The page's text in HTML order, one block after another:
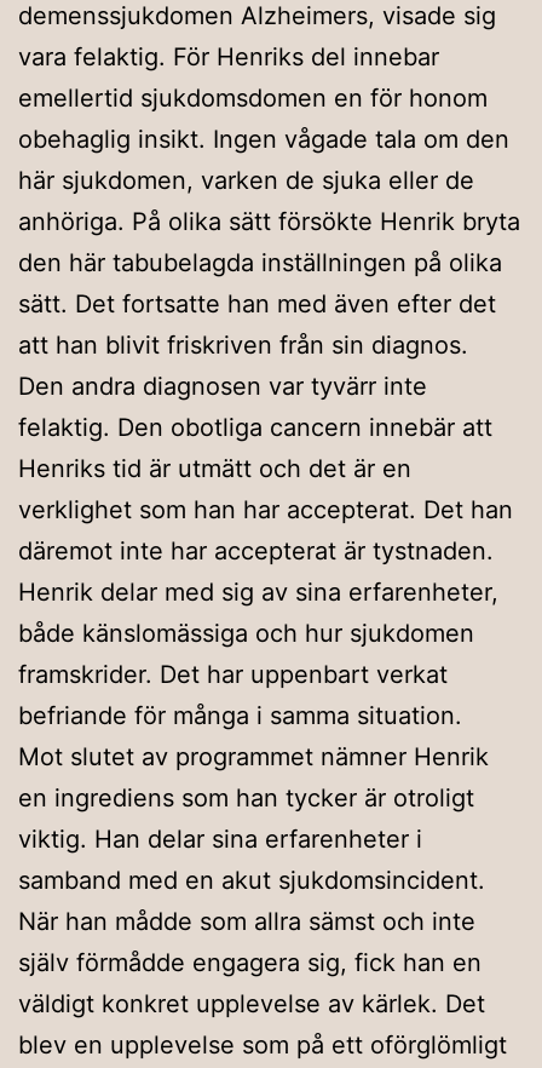
demenssjukdomen Alzheimers, visade sig
vara felaktig. För Henriks del innebar
emellertid sjukdomsdomen en för honom
obehaglig insikt. Ingen vågade tala om den
här sjukdomen, varken de sjuka eller de
anhöriga. På olika sätt försökte Henrik bryta
den här tabubelagda inställningen på olika
sätt. Det fortsatte han med även efter det
att han blivit friskriven från sin diagnos.
Den andra diagnosen var tyvärr inte
felaktig. Den obotliga cancern innebär att
Henriks tid är utmätt och det är en
verklighet som han har accepterat. Det han
däremot inte har accepterat är tystnaden.
Henrik delar med sig av sina erfarenheter,
både känslomässiga och hur sjukdomen
framskrider. Det har uppenbart verkat
befriande för många i samma situation.
Mot slutet av programmet nämner Henrik
en ingrediens som han tycker är otroligt
viktig. Han delar sina erfarenheter i
samband med en akut sjukdomsincident.
När han mådde som allra sämst och inte
själv förmådde engagera sig, fick han en
väldigt konkret upplevelse av kärlek. Det
blev en upplevelse som på ett oförglömligt